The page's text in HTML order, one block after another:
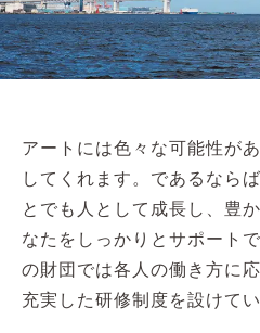
アートには色々な可能性が
してくれます。であるなら
とでも人として成長し、豊
なたをしっかりとサポート
の財団では各人の働き方に
充実した研修制度を設けてい